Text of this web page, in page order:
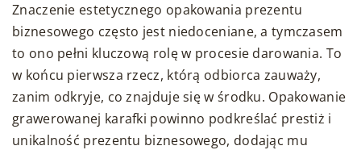
Znaczenie estetycznego opakowania prezentu
biznesowego często jest niedoceniane, a tymczasem
to ono pełni kluczową rolę w procesie darowania. To
w końcu pierwsza rzecz, którą odbiorca zauważy,
zanim odkryje, co znajduje się w środku. Opakowanie
grawerowanej karafki powinno podkreślać prestiż i
unikalność prezentu biznesowego, dodając mu